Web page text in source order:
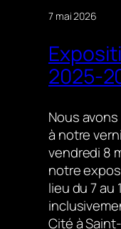
7 mai 2026
2025-
Nous
à notre
vendredi 8
notre
lieu du 7 au
Cité à